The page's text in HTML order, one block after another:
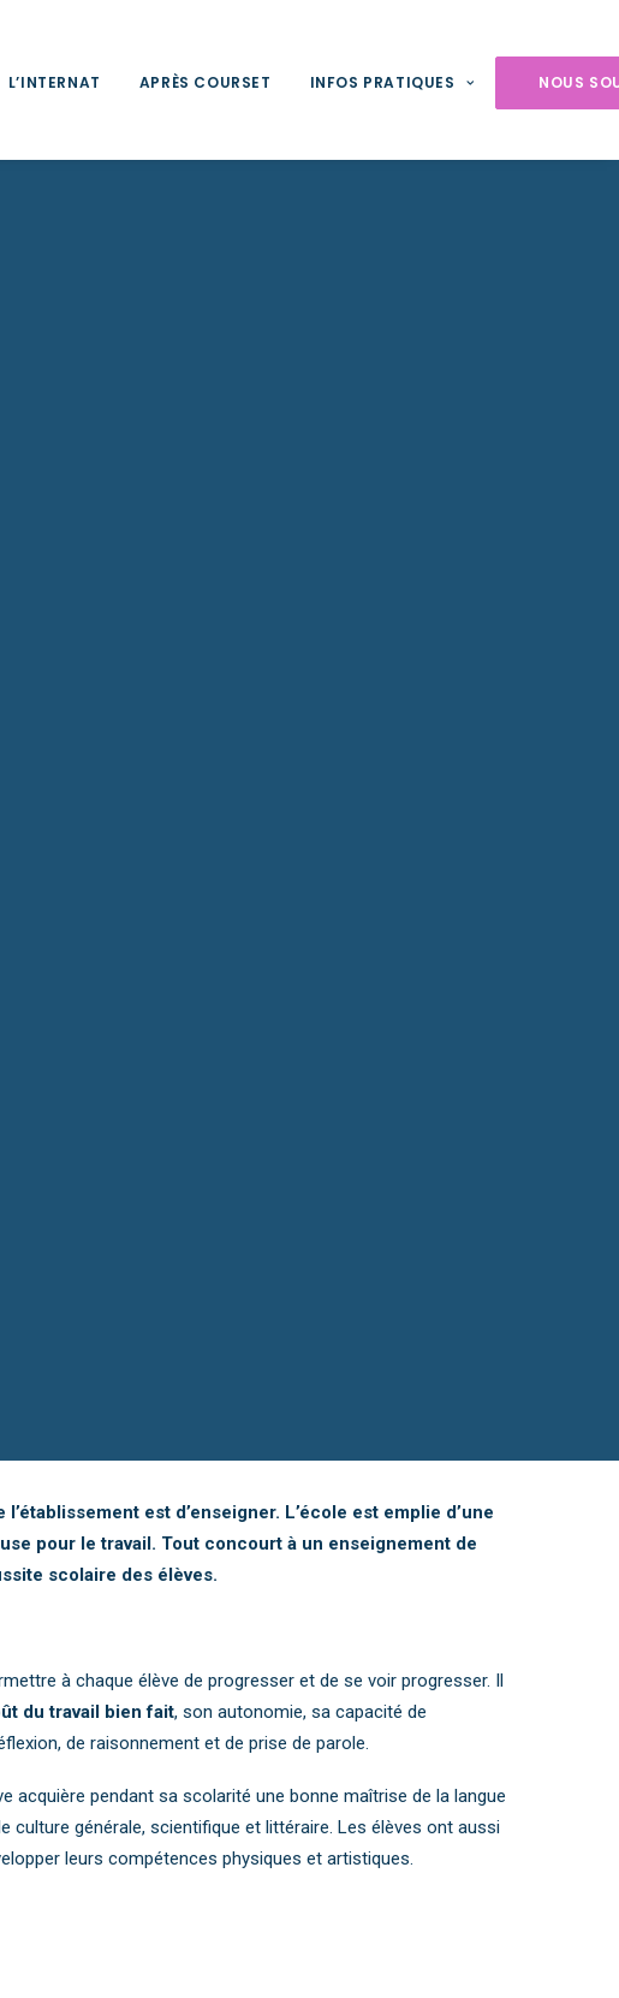
L’INTERNAT APRÈS COURSET INFOS PRATIQUES NOUS
est d’enseigner. L’école est emplie d’une
pour le travail. Tout concourt à un enseignement de
scolaire des élèves.
à chaque élève de progresser et de se voir progresser. Il
du travail bien fait, son autonomie, sa capacité de
de raisonnement et de prise de parole.
acquière pendant sa scolarité une bonne maîtrise de la langue
culture générale, scientifique et littéraire. Les élèves ont aussi
leurs compétences physiques et artistiques.